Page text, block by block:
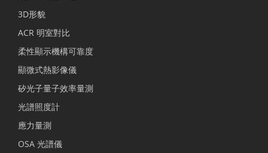
3D形貌
ACR 明室對比
柔性顯示機構可靠度
顯微式熱影像儀
矽光子量子效率量測
光譜照度計
應力量測
OSA 光譜儀